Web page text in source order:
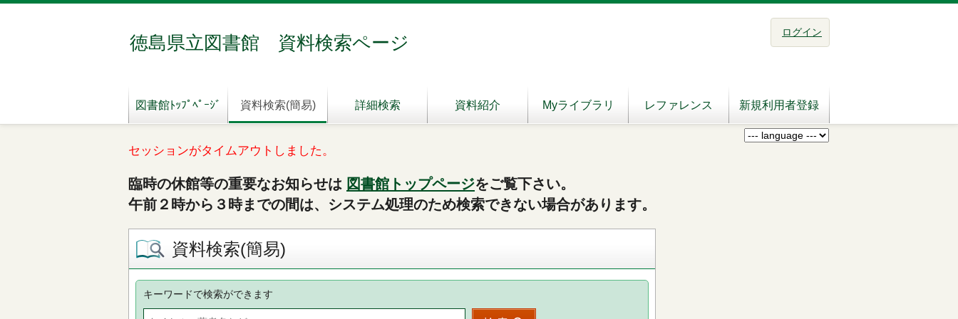
徳島県立図書館 資料検索ページ
図書館ﾄｯﾌﾟﾍﾟｰｼﾞ 資料検索(簡易) 詳細検索 資料紹介 Myライブラリ レファレンス 新規利用者登録
ログイン
セッションがタイムアウトしました。
臨時の休館等の重要なお知らせは 図書館トップページをご覧下さい。
午前２時から３時までの間は、システム処理のため検索できない場合があります。
資料検索(簡易)
キーワードで検索ができます